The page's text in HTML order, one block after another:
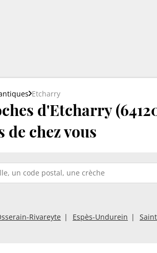
Etcharry
d'Etcharry
de chez vous
Rivareyte Espès-Undurein